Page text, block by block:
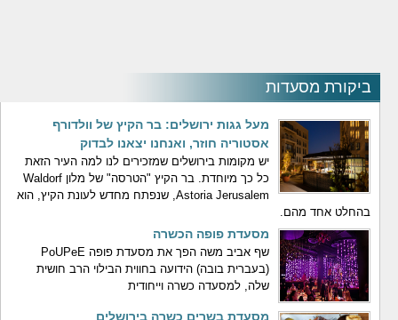
ביקורת מסעדות
מעל גגות ירושלים: בר הקיץ של וולדורף
אסטוריה חוזר, ואנחנו יצאנו לבדוק
יש מקומות בירושלים שמזכירים לנו למה העיר הזאת
כל כך מיוחדת. בר הקיץ "הטרסה" של מלון Waldorf
Astoria Jerusalem, שנפתח מחדש לעונת הקיץ, הוא
בהחלט אחד מהם.
מסעדת פופה הכשרה
שף אביב משה הפך את מסעדת פופה PoUPeE
(בעברית בובה) הידועה בחווית הבילוי הרב חושית
שלה, למסעדה כשרה וייחודית
מסעדת בשרים כשרה בירושלים